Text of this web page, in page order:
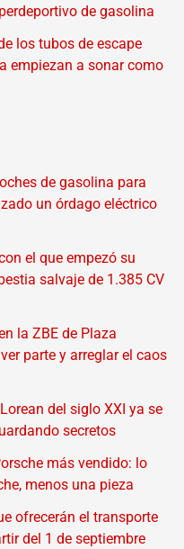
de gasolina
los tubos de escape
empiezan a sonar como
de gasolina para
un órdago eléctrico
el que empezó su
salvaje de 1.385 CV
la ZBE de Plaza
parte y arreglar el caos
del siglo XXI ya se
secretos
más vendido: lo
menos una pieza
ofrecerán el transporte
del 1 de septiembre